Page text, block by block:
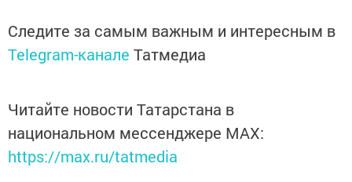
Следите за самым важным и интересным в
Telegram-канале Татмедиа
Читайте новости Татарстана в
национальном мессенджере MАХ:
https://max.ru/tatmedia